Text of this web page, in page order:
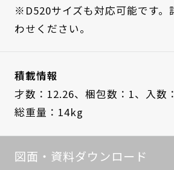
※D520サイズも対応可能です。
わせください。
積載情報
才数：12.26、 梱包数：1、 入数
総重量：14kg
図面・資料ダウンロード